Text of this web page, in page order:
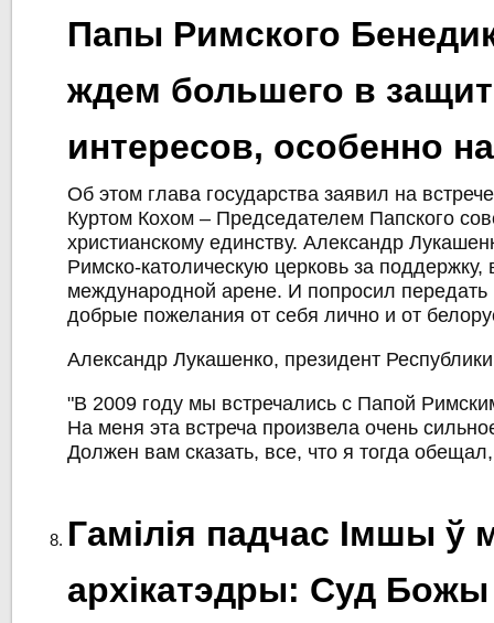
Папы Римского
ждем большего в
интересов, особенно
Об этом глава государства заявил на
Куртом Кохом – Председателем Папского
христианскому единству. Александр
Римско-католическую церковь за поддержку,
международной арене. И попросил
добрые пожелания от себя лично и от
Александр Лукашенко, президент
"В 2009 году мы встречались с Папой
На меня эта встреча произвела очень
Должен вам сказать, все, что я тогда
Гамілія падчас Імшы ў
архікатэдры: Суд